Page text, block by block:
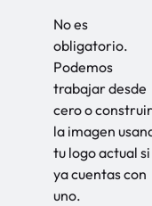
No es
obligatorio.
Podemos
trabajar desde
cero o construir
la imagen
tu logo actual si
ya cuentas con
uno.